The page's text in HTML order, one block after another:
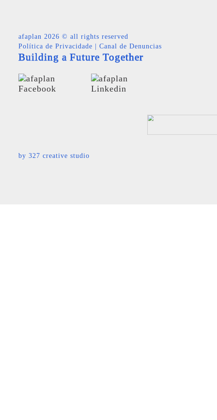
afaplan 2026 © all rights reserved
Política de Privacidade
Canal de Denuncias
Building a Future Together
by 327 creative studio